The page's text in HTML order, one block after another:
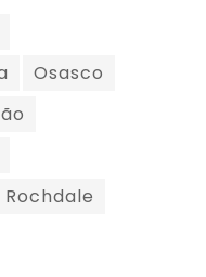
Osasco